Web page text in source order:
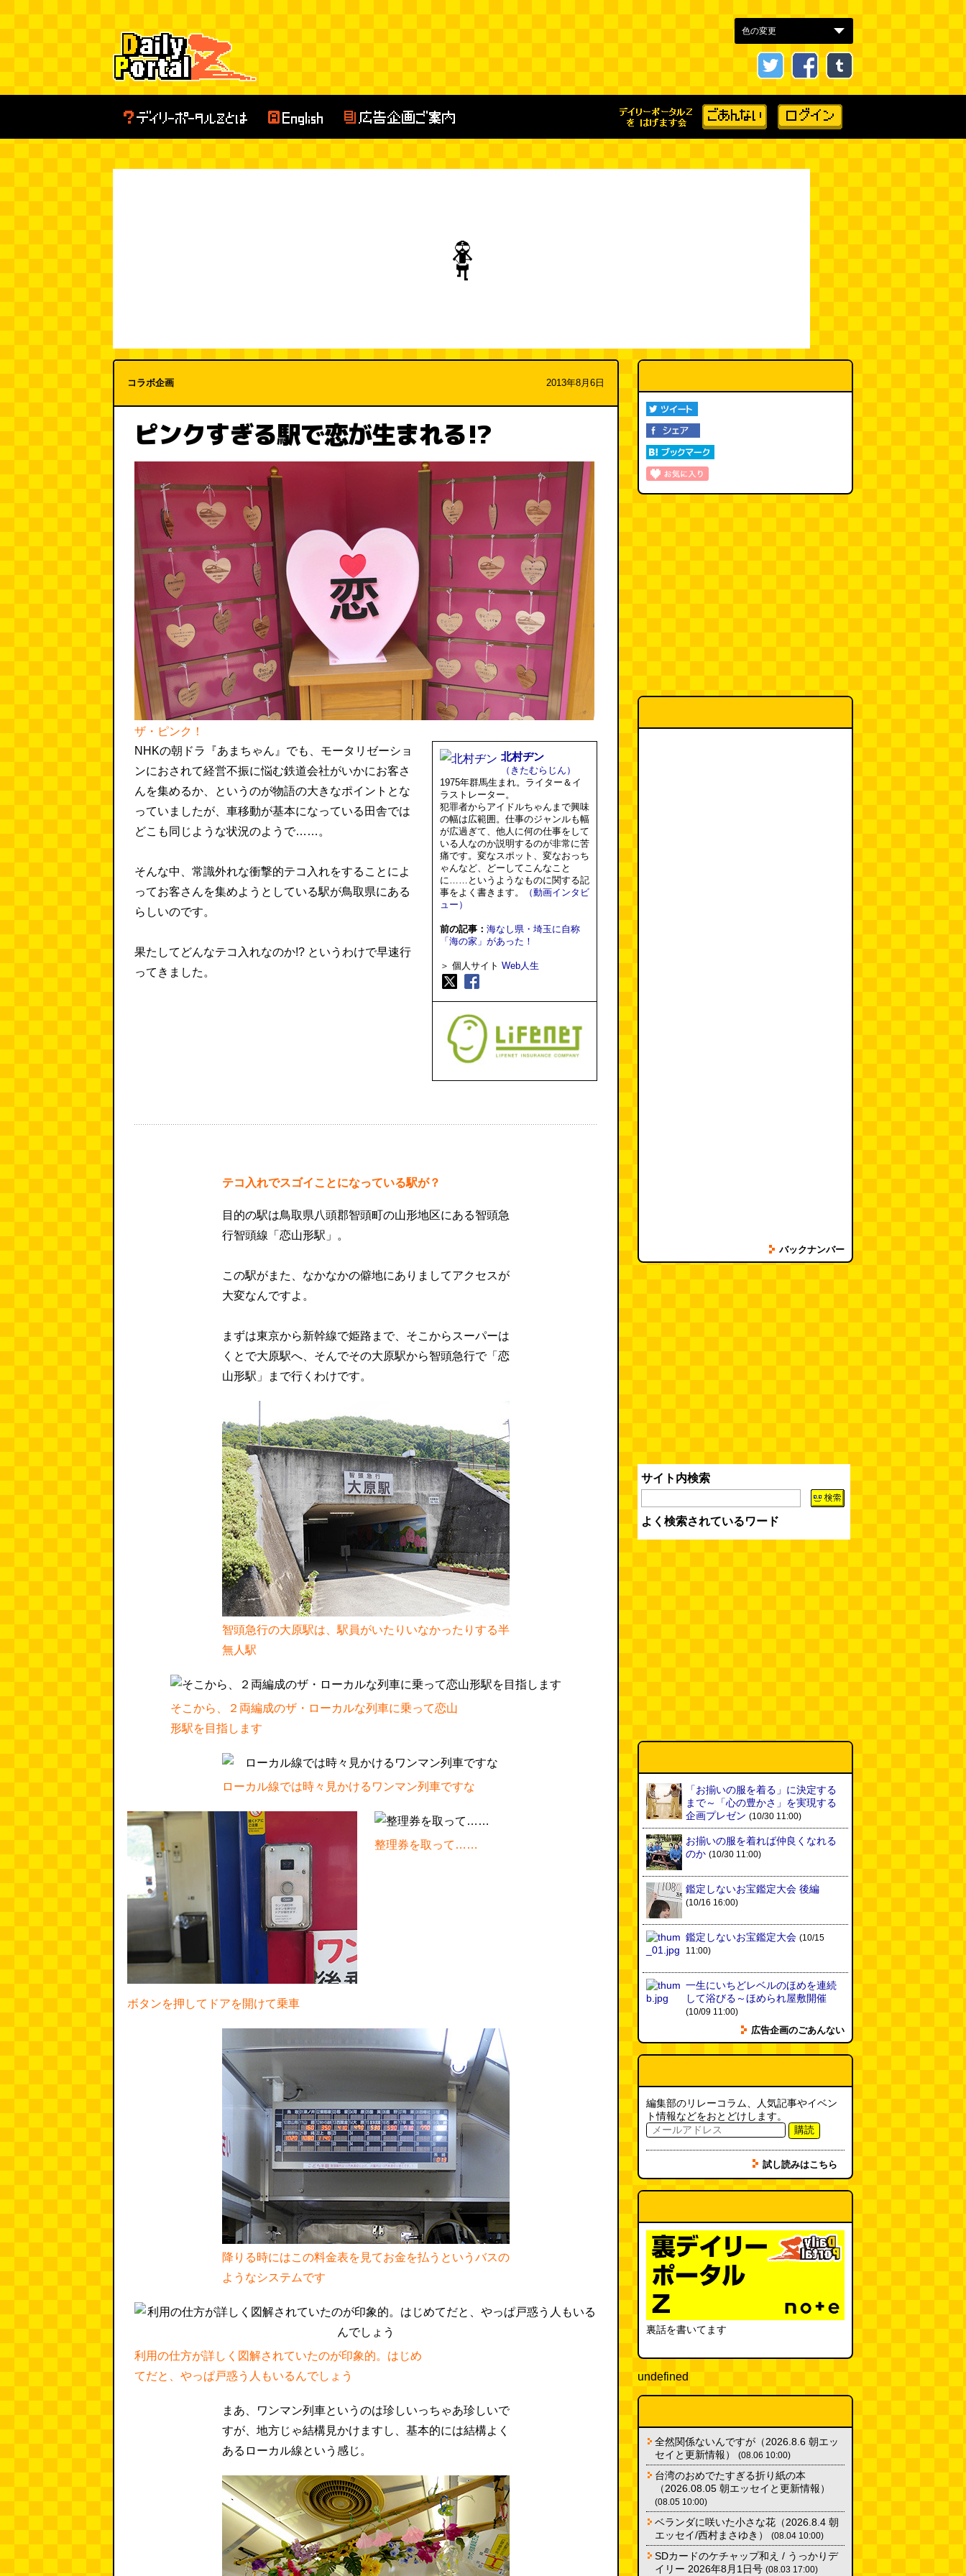
コラボ企画 2013年8月6日
ピンクすぎる駅で恋が生まれる!?
ザ・ピンク！
NHKの朝ドラ『あまちゃん』でも、モータリゼーショ
ンにおされて経営不振に悩む鉄道会社がいかにお客さ
んを集めるか、というのが物語の大きなポイントとな
っていましたが、車移動が基本になっている田舎では
どこも同じような状況のようで……。
そんな中、常識外れな衝撃的テコ入れをすることによ
ってお客さんを集めようとしている駅が鳥取県にある
らしいのです。
果たしてどんなテコ入れなのか!? というわけで早速行
ってきました。
北村ヂン
（きたむらじん）
1975年群馬生まれ。ライター＆イ
ラストレーター。
犯罪者からアイドルちゃんまで興味
の幅は広範囲。仕事のジャンルも幅
が広過ぎて、他人に何の仕事をして
いる人なのか説明するのが非常に苦
痛です。変なスポット、変なおっち
ゃんなど、どーしてこんなこと
に……というようなものに関する記
事をよく書きます。
（動画インタビ
ュー）
前の記事： 海なし県・埼玉に自称
「海の家」があった！
＞ 個人サイト Web人生
テコ入れでスゴイことになっている駅が？
目的の駅は鳥取県八頭郡智頭町の山形地区にある智頭急
行智頭線「恋山形駅」。
この駅がまた、なかなかの僻地にありましてアクセスが
大変なんですよ。
まずは東京から新幹線で姫路まで、そこからスーパーは
くとで大原駅へ、そんでその大原駅から智頭急行で「恋
山形駅」まで行くわけです。
智頭急行の大原駅は、駅員がいたりいなかったりする半
無人駅
そこから、２両編成のザ・ローカルな列車に乗って恋山
形駅を目指します
ローカル線では時々見かけるワンマン列車ですな
ボタンを押してドアを開けて乗車
整理券を取って……
降りる時にはこの料金表を見てお金を払うというバスの
ようなシステムです
利用の仕方が詳しく図解されていたのが印象的。はじめ
てだと、やっぱ戸惑う人もいるんでしょう
まあ、ワンマン列車というのは珍しいっちゃあ珍しいで
すが、地方じゃ結構見かけますし、基本的には結構よく
あるローカル線という感じ。
バックナンバー
サイト内検索
よく検索されているワード
「お揃いの服を着る」に決定する
まで～「心の豊かさ」を実現する
企画プレゼン (10/30 11:00)
お揃いの服を着れば仲良くなれる
のか (10/30 11:00)
鑑定しないお宝鑑定大会 後編
(10/16 16:00)
鑑定しないお宝鑑定大会 (10/15
11:00)
一生にいちどレベルのほめを連続
して浴びる～ほめられ屋敷開催
(10/09 11:00)
広告企画のごあんない
編集部のリレーコラム、人気記事やイベン
ト情報などをおとどけします。
購読
試し読みはこちら
裏話を書いてます
undefined
全然関係ないんですが（2026.8.6 朝エッ
セイと更新情報）
(08.06 10:00)
台湾のおめでたすぎる折り紙の本
（2026.08.05 朝エッセイと更新情報）
(08.05 10:00)
ベランダに咲いた小さな花（2026.8.4 朝
エッセイ/西村まさゆき）
(08.04 10:00)
SDカードのケチャップ和え / うっかりデ
イリー 2026年8月1日号 (08.03 17:00)